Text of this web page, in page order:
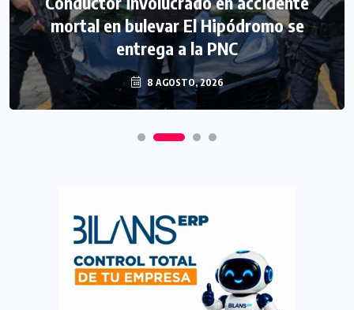
mortal en bulevar El Hipódromo se
entrega a la PNC
8 AGOSTO, 2026